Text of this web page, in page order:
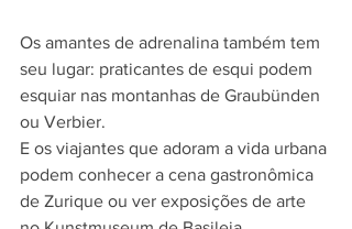
Os amantes de adrenalina também tem
seu lugar: praticantes de esqui podem
esquiar nas montanhas de Graubünden
ou Verbier.
E os viajantes que adoram a vida urbana
podem conhecer a cena gastronômica
de Zurique ou ver exposições de arte